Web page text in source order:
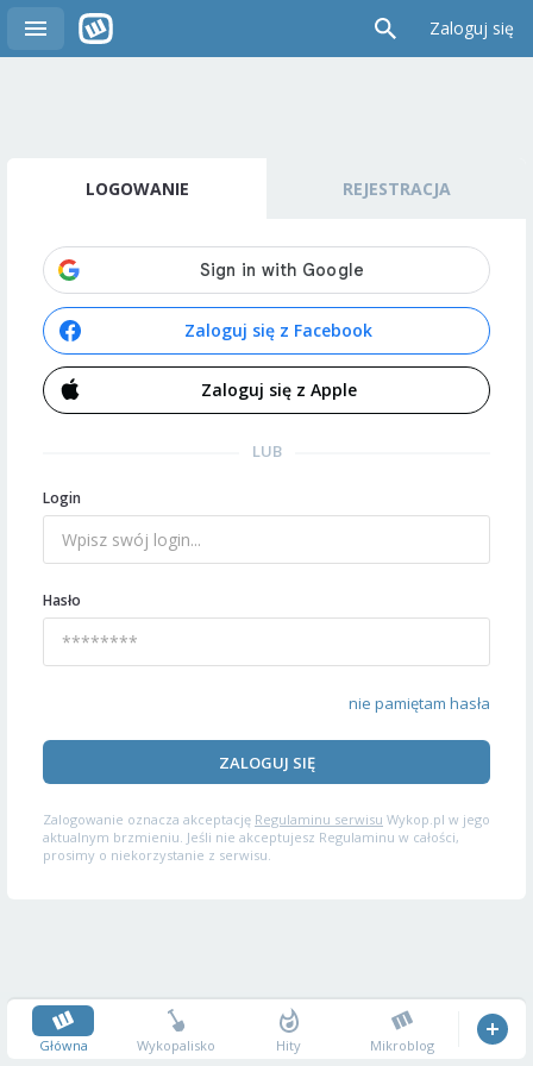
Zaloguj się
LOGOWANIE REJESTRACJA
Zaloguj się z Facebook
Zaloguj się z Apple
LUB
Login
Hasło
nie pamiętam hasła
ZALOGUJ SIĘ
Zalogowanie oznacza akceptację Regulaminu serwisu Wykop.pl w jego
aktualnym brzmieniu. Jeśli nie akceptujesz Regulaminu w całości,
prosimy o niekorzystanie z serwisu.
Główna Wykopalisko Hity Mikroblog